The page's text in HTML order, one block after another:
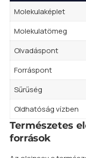
Molekulaképlet
Molekulatömeg
Olvadáspont
Forráspont
Sűrűség
Oldhatóság vízben
Természetes
források